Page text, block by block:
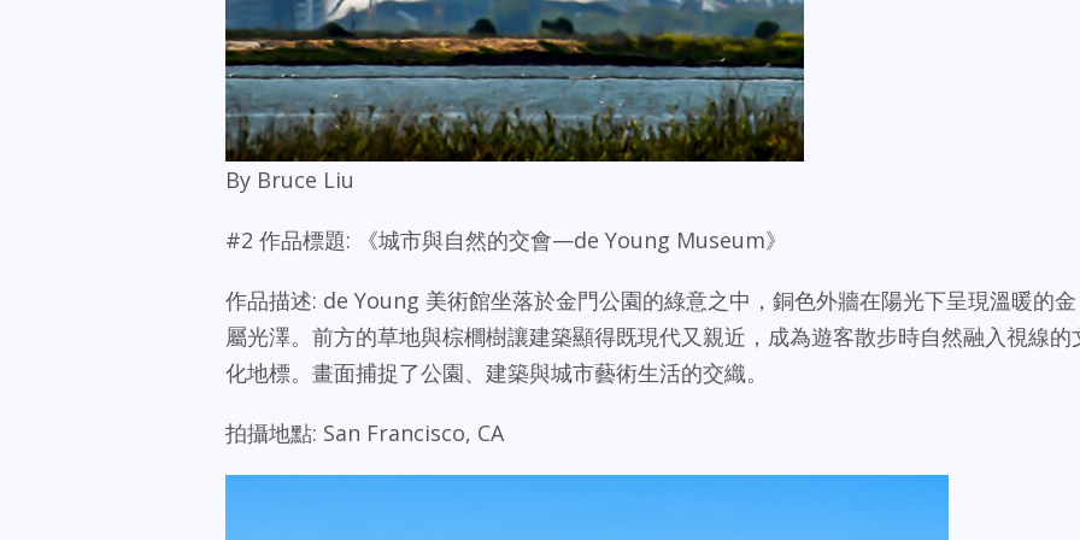
By Bruce Liu
#2 作品標題: 《城市與自然的交會—de Young Museum》
作品描述: de Young 美術館坐落於金門公園的綠意之中，銅色外牆在陽光下呈現溫暖的金
屬光澤。前方的草地與棕櫚樹讓建築顯得既現代又親近，成為遊客散步時自然融入視線的
化地標。畫面捕捉了公園、建築與城市藝術生活的交織。
拍攝地點: San Francisco, CA